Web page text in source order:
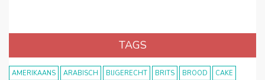
TAGS
AMERIKAANS ARABISCH BIJGERECHT BRITS BROOD
CAKE